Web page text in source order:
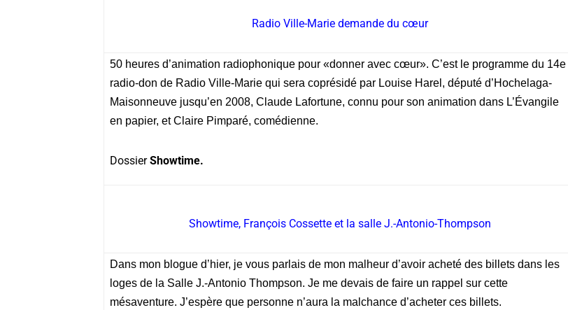
Radio Ville-Marie demande du cœur
50 heures d’animation radiophonique pour «donner avec cœur». C’est le programme du 14e
radio-don de Radio Ville-Marie qui sera coprésidé par Louise Harel, député d’Hochelaga-
Maisonneuve jusqu’en 2008, Claude Lafortune, connu pour son animation dans L’Évangile
en papier, et Claire Pimparé, comédienne.
DossierShowtime.
Showtime, François Cossette et la salle J.-Antonio-Thompson
Dans mon blogue d’hier, je vous parlais de mon malheur d’avoir acheté des billets dans les
loges de la Salle J.-Antonio Thompson. Je me devais de faire un rappel sur cette
mésaventure. J’espère que personne n’aura la malchance d’acheter ces billets.